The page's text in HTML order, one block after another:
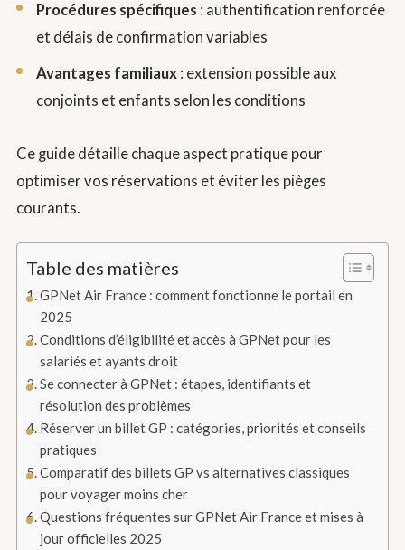
Procédures spécifiques : authentification renforcée
et délais de confirmation variables
Avantages familiaux : extension possible aux
conjoints et enfants selon les conditions
Ce guide détaille chaque aspect pratique pour
optimiser vos réservations et éviter les pièges
courants.
Table des matières
GPNet Air France : comment fonctionne le portail en
2025
Conditions d’éligibilité et accès à GPNet pour les
salariés et ayants droit
Se connecter à GPNet : étapes, identifiants et
résolution des problèmes
Réserver un billet GP : catégories, priorités et conseils
pratiques
Comparatif des billets GP vs alternatives classiques
pour voyager moins cher
Questions fréquentes sur GPNet Air France et mises à
jour officielles 2025